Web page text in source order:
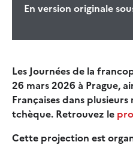
En version originale
Les Journées de la
26 mars 2026 à Prague,
Françaises dans
tchèque. Retrouvez le
Cette projection est